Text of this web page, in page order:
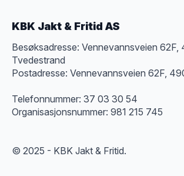
KBK Jakt & Fritid AS
Besøksadresse: Vennevannsveien 62F,
Tvedestrand
Postadresse: Vennevannsveien 62F,
Telefonnummer: 37 03 30 54
Organisasjonsnummer: 981 215 745
© 2025 - KBK Jakt & Fritid.